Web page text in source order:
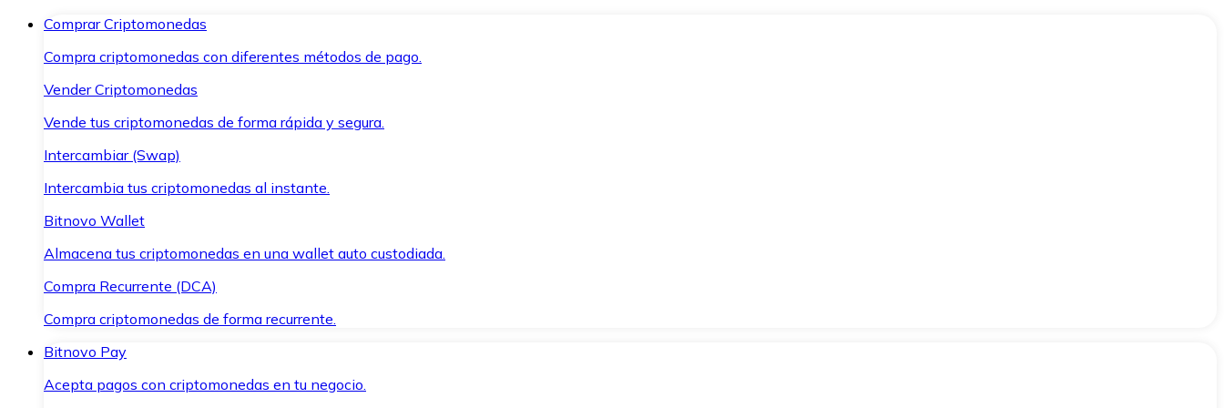
Comprar Criptomonedas
Compra criptomonedas con diferentes métodos de pago.
Vender Criptomonedas
Vende tus criptomonedas de forma rápida y segura.
Intercambiar (Swap)
Intercambia tus criptomonedas al instante.
Bitnovo Wallet
Almacena tus criptomonedas en una wallet auto custodiada.
Compra Recurrente (DCA)
Compra criptomonedas de forma recurrente.
Bitnovo Pay
Acepta pagos con criptomonedas en tu negocio.